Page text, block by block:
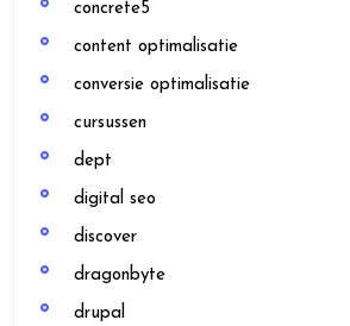
concrete5
content optimalisatie
conversie optimalisatie
cursussen
dept
digital seo
discover
dragonbyte
drupal